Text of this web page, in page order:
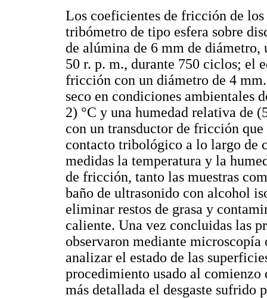
Los coeficientes de fricción de
tribómetro de tipo esfera sobre
de alúmina de 6 mm de diámetro,
50 r. p. m., durante 750 ciclos; el
fricción con un diámetro de 4
seco en condiciones ambientales
2) °C y una humedad relativa de
con un transductor de fricción
contacto tribológico a lo largo de
medidas la temperatura y la
de fricción, tanto las muestras
baño de ultrasonido con alcohol
eliminar restos de grasa y
caliente. Una vez concluidas las
observaron mediante
analizar el estado de las
procedimiento usado al comienzo
más detallada el desgaste sufrido